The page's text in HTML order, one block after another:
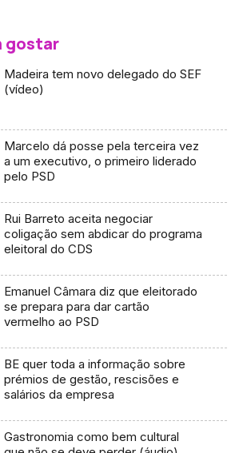
gostar
Madeira tem novo delegado do SEF
(vídeo)
Marcelo dá posse pela terceira vez
a um executivo, o primeiro liderado
pelo PSD
Rui Barreto aceita negociar
coligação sem abdicar do programa
eleitoral do CDS
Emanuel Câmara diz que eleitorado
se prepara para dar cartão
vermelho ao PSD
BE quer toda a informação sobre
prémios de gestão, rescisões e
salários da empresa
Gastronomia como bem cultural